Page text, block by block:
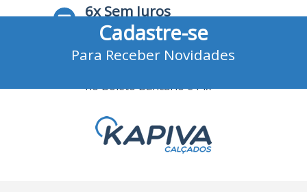
6x Sem Juros
no Cartão de Crédito
no Boleto Bancário e Pix
Cadastre-se
Para Receber Novidades